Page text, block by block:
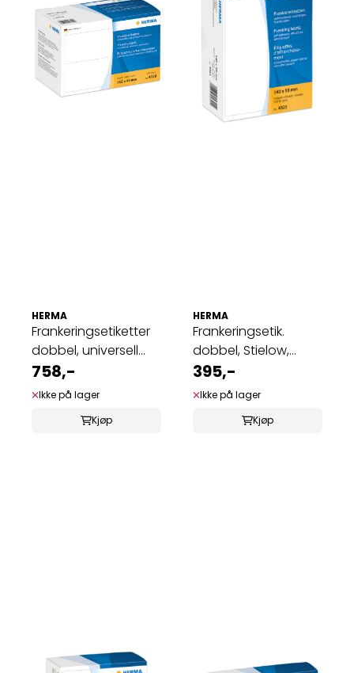
HERMA
Frankeringsetiketter
dobbel, universell
163x45 ...
758,-
Ikke på lager
Kjøp
HERMA
Frankeringsetik.
dobbel, Stielow,
Neopost, 140x50 ...
395,-
Ikke på lager
Kjøp